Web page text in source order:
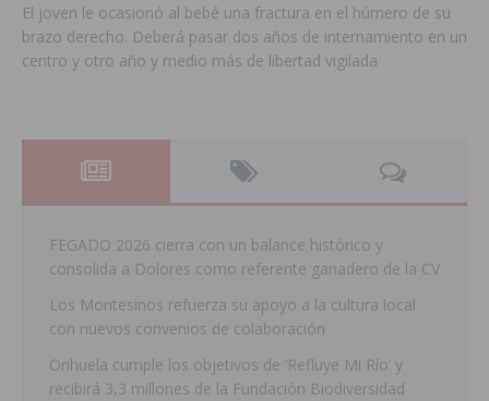
El joven le ocasionó al bebé una fractura en el húmero de su
brazo derecho. Deberá pasar dos años de internamiento en un
centro y otro año y medio más de libertad vigilada
FEGADO 2026 cierra con un balance histórico y
consolida a Dolores como referente ganadero de la CV
Los Montesinos refuerza su apoyo a la cultura local
con nuevos convenios de colaboración
Orihuela cumple los objetivos de ‘Refluye Mi Río’ y
recibirá 3,3 millones de la Fundación Biodiversidad